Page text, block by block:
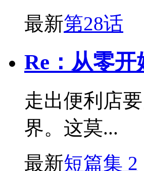
最新第28话
Re：从零
走出便利店
界。这莫...
最新短篇集 2